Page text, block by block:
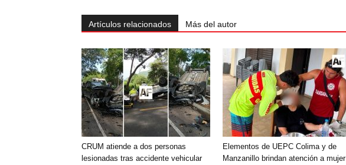
Artículos relacionados Más del autor
CRUM atiende a dos personas
lesionadas tras accidente vehicular
Elementos de UEPC Colima y de
Manzanillo brindan atención a mujer